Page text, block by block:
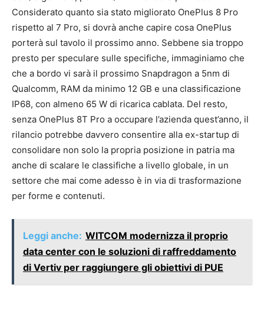
Considerato quanto sia stato migliorato OnePlus 8 Pro
rispetto al 7 Pro, si dovrà anche capire cosa OnePlus
porterà sul tavolo il prossimo anno. Sebbene sia troppo
presto per speculare sulle specifiche, immaginiamo che
che a bordo vi sarà il prossimo Snapdragon a 5nm di
Qualcomm, RAM da minimo 12 GB e una classificazione
IP68, con almeno 65 W di ricarica cablata. Del resto,
senza OnePlus 8T Pro a occupare l’azienda quest’anno, il
rilancio potrebbe davvero consentire alla ex-startup di
consolidare non solo la propria posizione in patria ma
anche di scalare le classifiche a livello globale, in un
settore che mai come adesso è in via di trasformazione
per forme e contenuti.
Leggi anche: WITCOM modernizza il proprio
data center con le soluzioni di raffreddamento
di Vertiv per raggiungere gli obiettivi di PUE